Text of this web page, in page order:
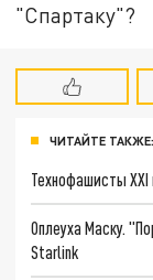
"Спартаку"?
ЧИТАЙТЕ ТАКЖЕ:
Технофашисты XXI
Оплеуха Маску.
Starlink